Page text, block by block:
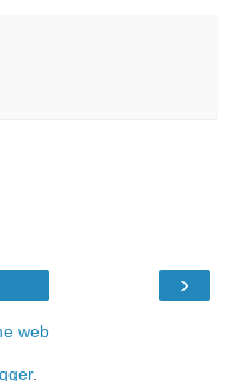
›
web
.